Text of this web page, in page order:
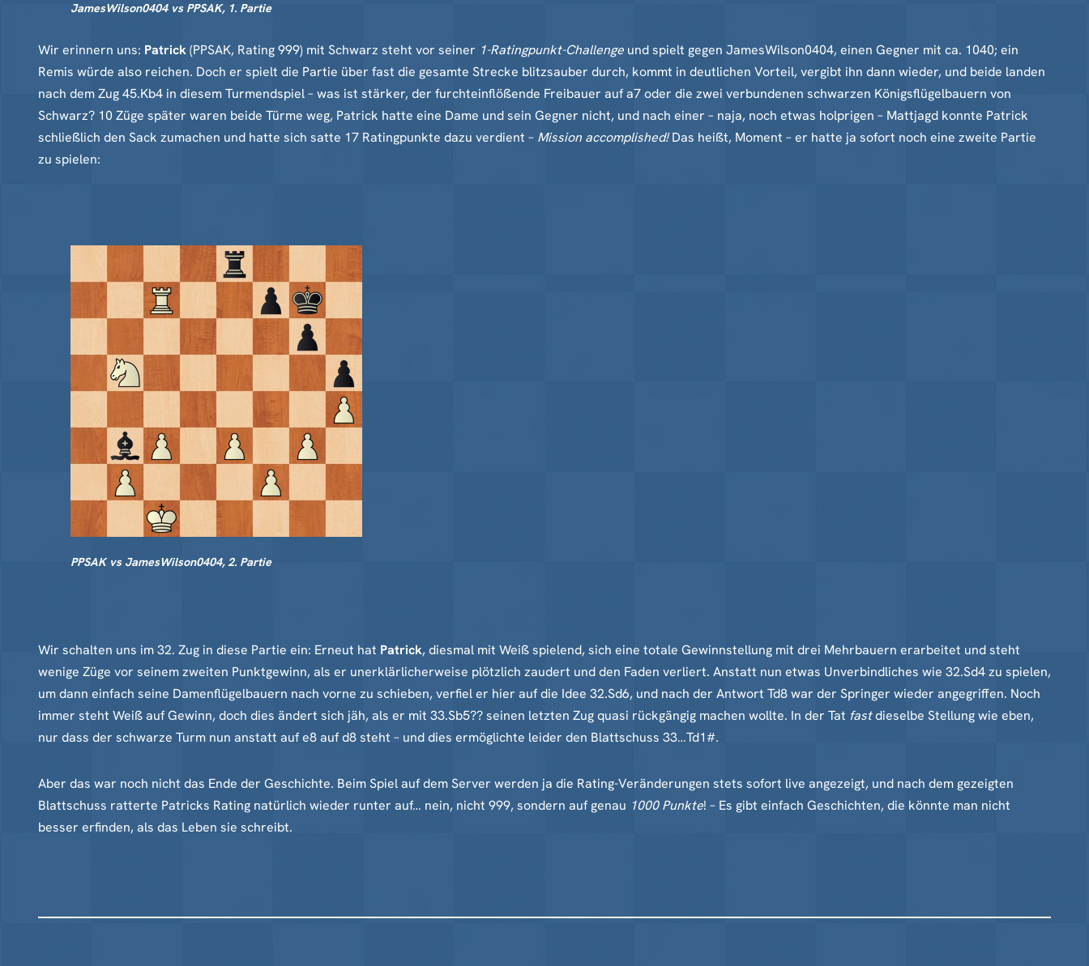
JamesWilson0404 vs PPSAK, 1. Partie
Wir erinnern uns: Patrick(PPSAK, Rating 999) mit Schwarz steht vor seiner 1-Ratingpunkt-Challenge und spielt gegen JamesWilson0404, einen Gegner mit ca. 1040; ein
Remis würde also reichen. Doch er spielt die Partie über fast die gesamte Strecke blitzsauber durch, kommt in deutlichen Vorteil, vergibt ihn dann wieder, und beide landen
nach dem Zug 45.Kb4 in diesem Turmendspiel – was ist stärker, der furchteinflößende Freibauer auf a7 oder die zwei verbundenen schwarzen Königsflügelbauern von
Schwarz? 10 Züge später waren beide Türme weg, Patrick hatte eine Dame und sein Gegner nicht, und nach einer – naja, noch etwas holprigen – Mattjagd konnte Patrick
schließlich den Sack zumachen und hatte sich satte 17 Ratingpunkte dazu verdient – Mission accomplished!Das heißt, Moment – er hatte ja sofort noch eine zweite Partie
zu spielen:
PPSAK vs JamesWilson0404, 2. Partie
Wir schalten uns im 32. Zug in diese Partie ein: Erneut hat Patrick, diesmal mit Weiß spielend, sich eine totale Gewinnstellung mit drei Mehrbauern erarbeitet und steht
wenige Züge vor seinem zweiten Punktgewinn, als er unerklärlicherweise plötzlich zaudert und den Faden verliert. Anstatt nun etwas Unverbindliches wie 32.Sd4 zu spielen,
um dann einfach seine Damenflügelbauern nach vorne zu schieben, verfiel er hier auf die Idee 32.Sd6, und nach der Antwort Td8 war der Springer wieder angegriffen. Noch
immer steht Weiß auf Gewinn, doch dies ändert sich jäh, als er mit 33.Sb5?? seinen letzten Zug quasi rückgängig machen wollte. In der Tat fastdieselbe Stellung wie eben,
nur dass der schwarze Turm nun anstatt auf e8 auf d8 steht – und dies ermöglichte leider den Blattschuss 33…Td1#.
Aber das war noch nicht das Ende der Geschichte. Beim Spiel auf dem Server werden ja die Rating-Veränderungen stets sofort live angezeigt, und nach dem gezeigten
Blattschuss ratterte Patricks Rating natürlich wieder runter auf… nein, nicht 999, sondern auf genau 1000 Punkte! – Es gibt einfach Geschichten, die könnte man nicht
besser erfinden, als das Leben sie schreibt.